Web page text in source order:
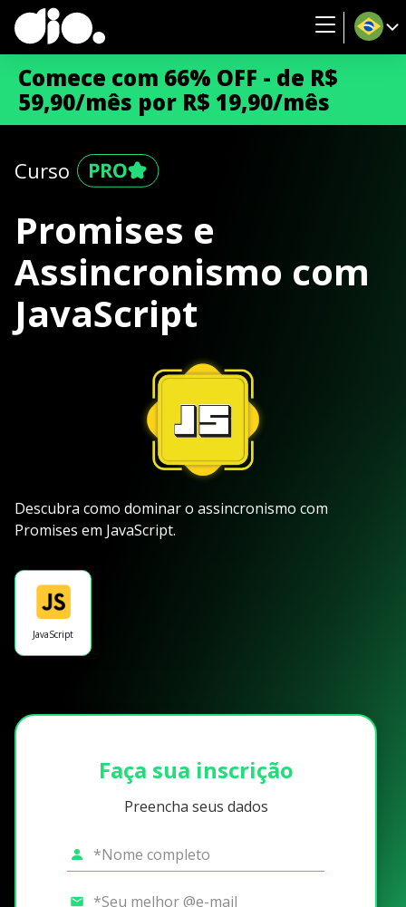
Comece com 66% OFF - de R$
59,90/mês por R$ 19,90/mês
Curso
Promises e
Assincronismo com
JavaScript
Descubra como dominar o assincronismo com
Promises em JavaScript.
JavaScript
Faça sua inscrição
Preencha seus dados